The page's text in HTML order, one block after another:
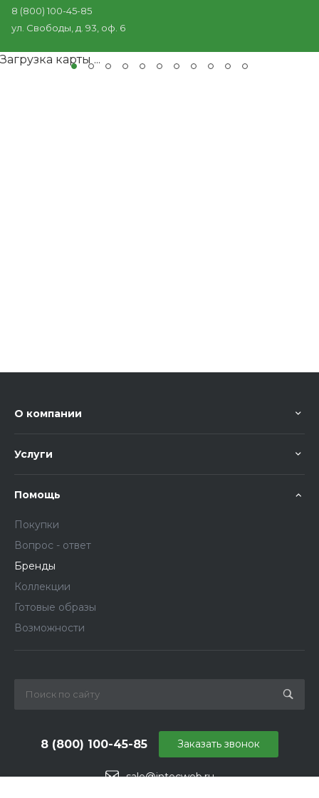
8 (800) 100-45-85
ул. Свободы, д. 93, оф. 6
Загрузка карты ...
О компании
Услуги
Помощь
Покупки
Вопрос - ответ
Бренды
Коллекции
Готовые образы
Возможности
sale@intecweb.ru
8 (800) 100-45-85 Заказать звонок